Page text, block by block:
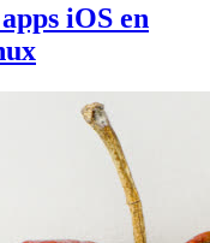
iOS en